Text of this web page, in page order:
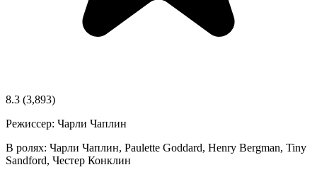
8.3 (3,893)
Режиссер: Чарли Чаплин
В ролях: Чарли Чаплин, Paulette Goddard, Henry Bergman, Tiny
Sandford, Честер Конклин